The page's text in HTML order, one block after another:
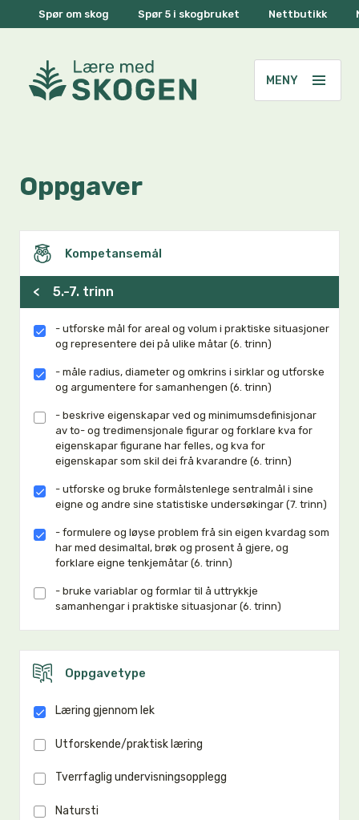
Spør om skog Spør 5 i skogbruket Nettbutikk
Oppgaver
Kompetansemål
< 5.-7. trinn
- utforske mål for areal og volum i praktiske situasjoner
og representere dei på ulike måtar (6. trinn)
- måle radius, diameter og omkrins i sirklar og utforske
og argumentere for samanhengen (6. trinn)
- beskrive eigenskapar ved og minimumsdefinisjonar
av to- og tredimensjonale figurar og forklare kva for
eigenskapar figurane har felles, og kva for
eigenskapar som skil dei frå kvarandre (6. trinn)
- utforske og bruke formålstenlege sentralmål i sine
eigne og andre sine statistiske undersøkingar (7. trinn)
- formulere og løyse problem frå sin eigen kvardag som
har med desimaltal, brøk og prosent å gjere, og
forklare eigne tenkjemåtar (6. trinn)
- bruke variablar og formlar til å uttrykkje
samanhengar i praktiske situasjonar (6. trinn)
Oppgavetype
Læring gjennom lek
Utforskende/praktisk læring
Tverrfaglig undervisningsopplegg
Natursti